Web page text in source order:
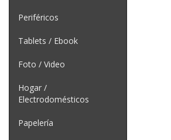
Periféricos
Tablets / Ebook
Foto / Video
Hogar /
Electrodomésticos
Papelería